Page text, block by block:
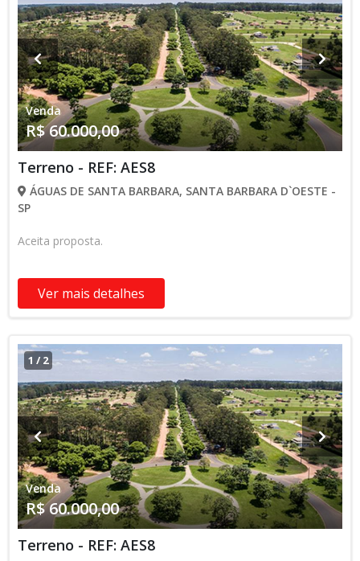
Venda
R$ 60.000,00
Terreno - REF: AES8
ÁGUAS DE SANTA BARBARA, SANTA BARBARA D`OESTE -
SP
Aceita proposta.
Ver mais detalhes
1 / 2
Venda
R$ 60.000,00
Terreno - REF: AES8